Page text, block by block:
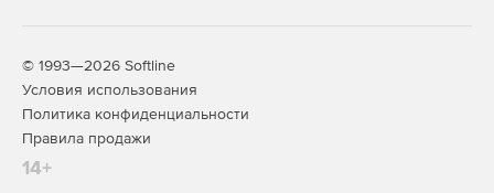
Табличный режим стал параметром установки по
умолчанию для Analysis Services.
Безопасность на уровне объектов для защиты
© 1993—2026 Softline
Условия использования
Политика конфиденциальности
Правила продажи
14+